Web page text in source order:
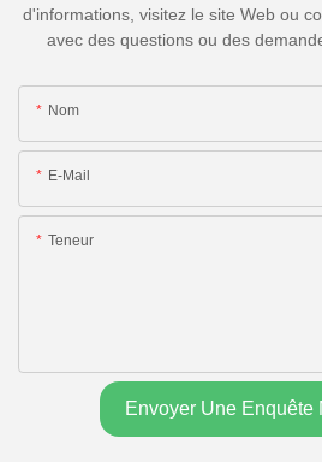
d'informations, visitez le site Web ou
avec des questions ou des
Nom
E-Mail
Teneur
Envoyer Une Enquête